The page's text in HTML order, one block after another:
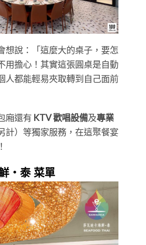
想說：「這麼大的桌子，要怎
用擔心！其實這張圓桌是自動
人都能輕易夾取轉到自己面前
廂還有 KTV 歡唱設備及專業
計）等獨家服務，在這聚餐宴
・泰 菜單